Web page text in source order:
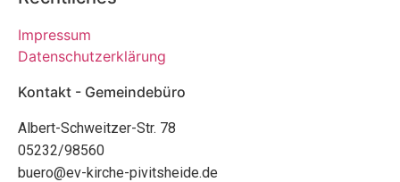
Kontakt - Gemeindebüro
Albert-Schweitzer-Str. 78
05232/98560
buero@ev-kirche-pivitsheide.de
Impressum
Datenschutzerklärung